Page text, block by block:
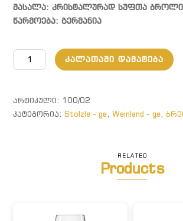
მასალა: კრისტალურად სუფთა
წარმოება: გერმანია
რაოდენობა:
Weinland.
ბოკალი
ᲙᲐᲚᲐᲗᲐᲨᲘ ᲓᲐᲛᲐᲢᲔᲑᲐ
ᲐᲠᲢᲘᲙᲣᲚᲘ: 100/02
ᲙᲐᲢᲔᲒᲝᲠᲘᲐ:Stolzle - ge,Weinland - ge,
RELATED
Products